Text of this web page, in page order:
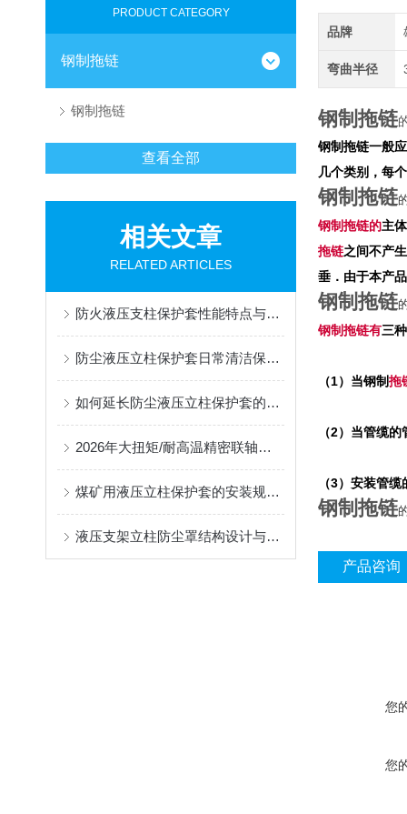
PRODUCT CATEGORY
钢制拖链
钢制拖链
查看全部
相关文章
RELATED ARTICLES
防火液压支柱保护套性能特点与阻燃防护应用
防尘液压立柱保护套日常清洁保养与更换规范
如何延长防尘液压立柱保护套的使用寿命？
2026年大扭矩/耐高温精密联轴器定制找哪家？能实现精准定制的优质厂家盘点
煤矿用液压立柱保护套的安装规范与使用寿命提升方案
液压支架立柱防尘罩结构设计与密封防护原理
品牌
弯曲半径
钢制拖链
钢制拖链一般
几个类别，每
钢制拖链
钢制拖链的主
拖链之间不产
垂．由于本产
钢制拖链
钢制拖链有三
（1）当钢制拖
（2）当管缆
（3）安装管
钢制拖链
产品咨询
您
您